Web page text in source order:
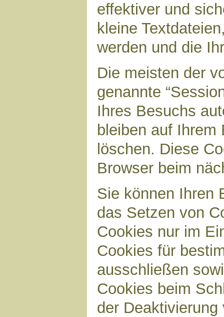
effektiver und
kleine
werden und die
Die meisten der
genannte
Ihres Besuchs
bleiben auf
löschen. Diese
Browser beim
Sie können Ihren
das Setzen von
Cookies nur im
Cookies für
ausschließen
Cookies beim
der